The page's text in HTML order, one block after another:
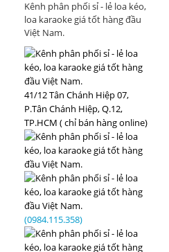
Kênh phân phối sỉ - lẻ loa kéo,
loa karaoke giá tốt hàng đầu
Việt Nam.
41/12 Tân Chánh Hiệp 07,
P.Tân Chánh Hiệp, Q.12,
TP.HCM ( chỉ bán hàng online)
(0984.115.358)